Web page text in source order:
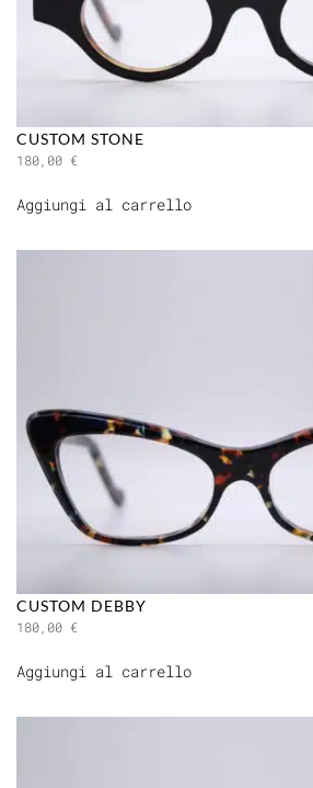
CUSTOM STONE
180,00 €
Aggiungi al carrello
CUSTOM DEBBY
180,00 €
Aggiungi al carrello